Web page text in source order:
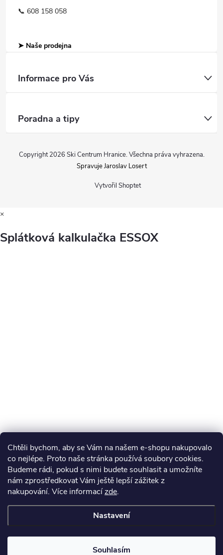
Chtěli bychom, aby se Vám na našem e-shopu nakupovalo
co nejlépe. Proto naše stránka používá soubory cookies.
Budeme rádi, pokud s nimi budete souhlasit a umožníte
nám zprostředkovat Vám ještě lepší zážitek z
nakupování. Více informacízde.
Nastavení
Souhlasím
📞 608 158 058
➤ Naše prodejna
Informace pro Vás
Poradna a tipy
Vytvořil Shoptet
Copyright 2026 Ski Centrum Hranice. Všechna práva vyhrazena.
Spravuje Jaroslav Losert
×
Splátková kalkulačka ESSOX